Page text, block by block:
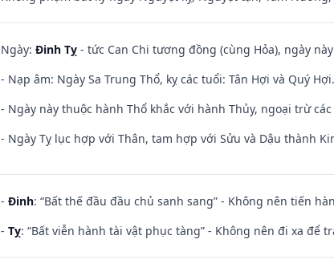
Ngày: Đinh Tỵ - tức Can Chi tương đồng (cùng Hỏa), ngày
- Nạp âm: Ngày Sa Trung Thổ, kỵ các tuổi: Tân Hợi và Quý Hợi.
- Ngày này thuộc hành Thổ khắc với hành Thủy, ngoại trừ
- Ngày Tỵ lục hợp với Thân, tam hợp với Sửu và Dậu thành
- Đinh: “Bất thế đầu đầu chủ sanh sang” - Không nên tiến
- Tỵ: “Bất viễn hành tài vật phục tàng” - Không nên đi xa để